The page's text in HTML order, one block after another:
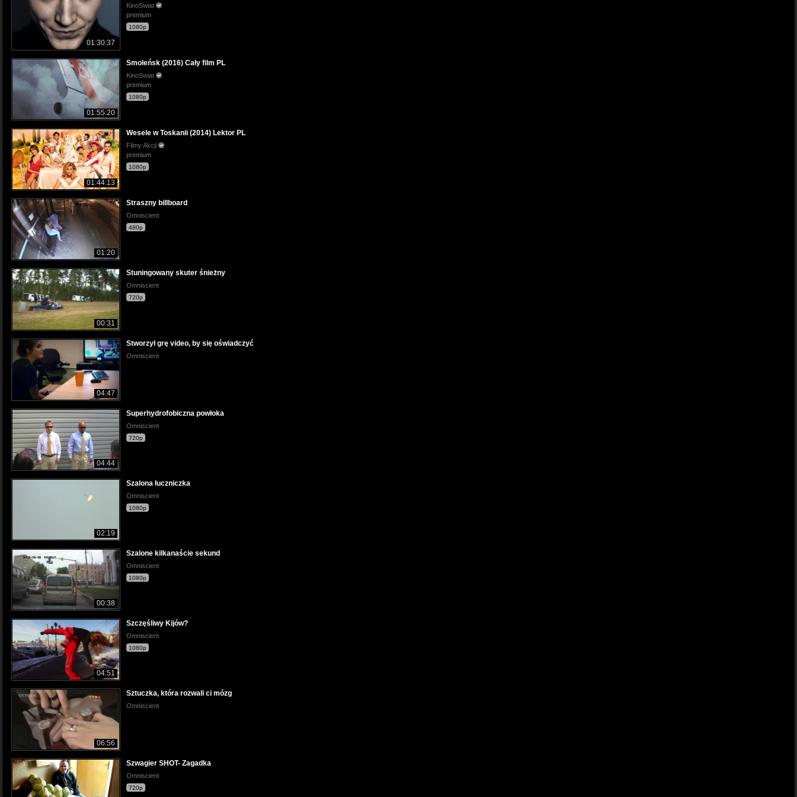
01:30:37
KinoSwiat
premium
1080p
01:55:20
Smoleńsk (2016) Cały film PL
KinoSwiat
premium
1080p
01:44:13
Wesele w Toskanii (2014) Lektor PL
Filmy Akcji
premium
1080p
01:20
Straszny billboard
Omniscient
480p
00:31
Stuningowany skuter śnieżny
Omniscient
720p
04:47
Stworzył grę video, by się oświadczyć
Omniscient
04:44
Superhydrofobiczna powłoka
Omniscient
720p
02:19
Szalona łuczniczka
Omniscient
1080p
00:38
Szalone kilkanaście sekund
Omniscient
1080p
04:51
Szczęśliwy Kijów?
Omniscient
1080p
06:56
Sztuczka, która rozwali ci mózg
Omniscient
Szwagier SHOT- Zagadka
Omniscient
720p